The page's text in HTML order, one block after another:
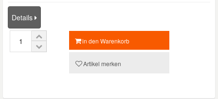
Details
in den Warenkorb
Artikel merken